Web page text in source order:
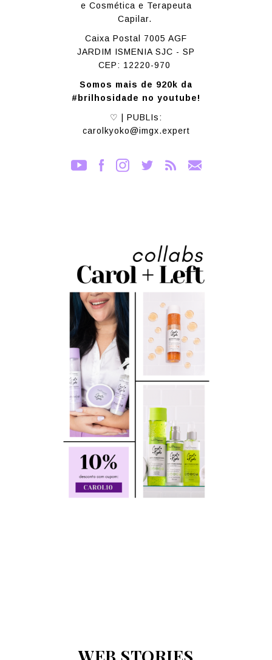
e Cosmética e Terapeuta
Capilar.
Caixa Postal 7005 AGF
JARDIM ISMENIA SJC - SP
CEP: 12220-970
Somos mais de 920k da
#brilhosidade no youtube!
♡ | PUBLIs:
carolkyoko@imgx.expert